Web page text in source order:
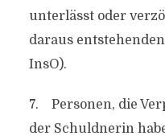
unterlässt oder
daraus
InsO).
7. Personen, die
der Schuldnerin